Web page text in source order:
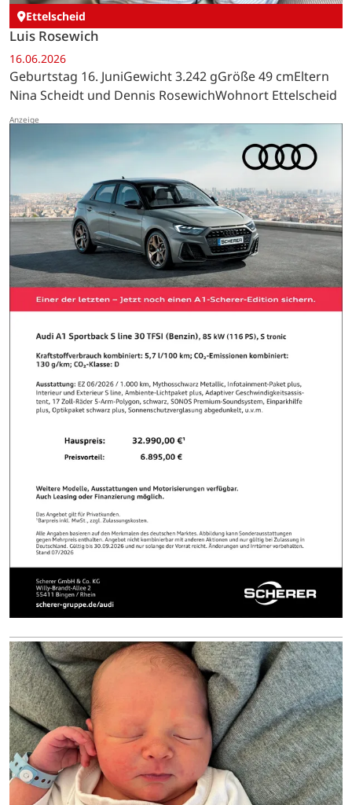
Ettelscheid
Luis Rosewich
16.06.2026
Geburtstag 16. JuniGewicht 3.242 gGröße 49 cmEltern
Nina Scheidt und Dennis RosewichWohnort Ettelscheid